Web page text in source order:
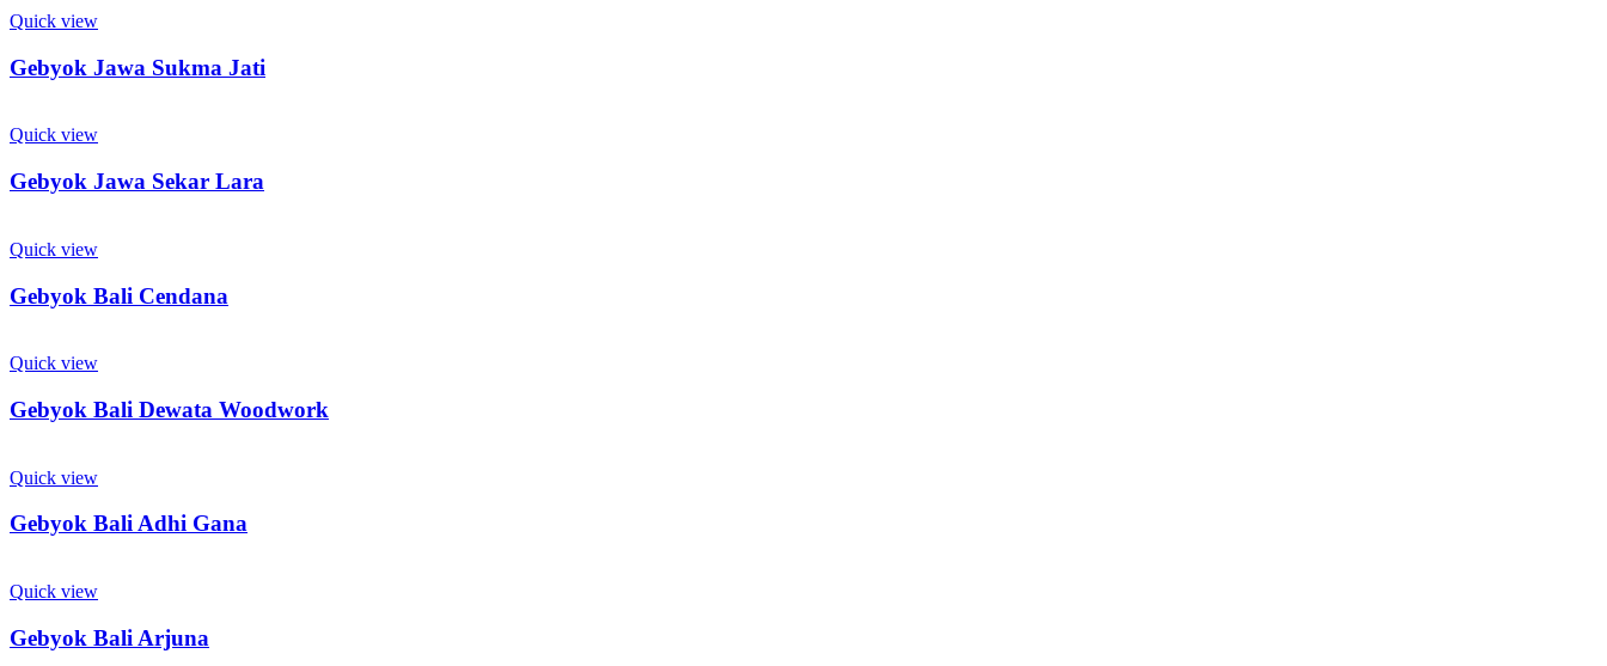
Quick view
Gebyok Jawa Sukma Jati
Quick view
Gebyok Jawa Sekar Lara
Quick view
Gebyok Bali Cendana
Quick view
Gebyok Bali Dewata Woodwork
Quick view
Gebyok Bali Adhi Gana
Quick view
Gebyok Bali Arjuna